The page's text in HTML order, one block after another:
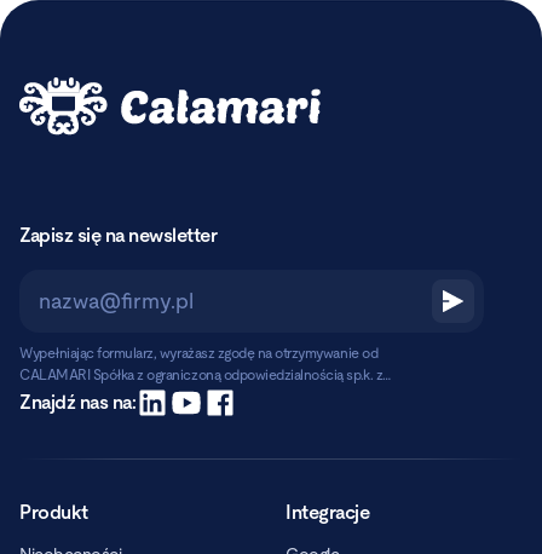
Zapisz się na newsletter
Wypełniając formularz, wyrażasz zgodę na otrzymywanie od
CALAMARI Spółka z ograniczoną odpowiedzialnością sp.k. z
siedzibą w Warszawie, ul. Chmielna 2/31, 00-020 Warszawa,
informacji handlowych pocztą elektroniczną.
Czytaj dalej
Znajdź nas na:
Produkt Integracje